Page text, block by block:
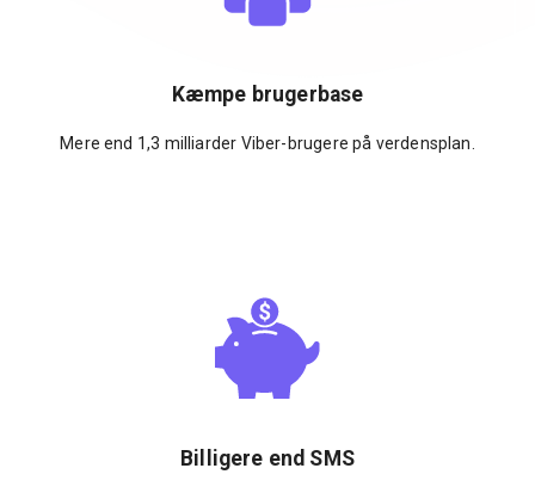
Kæmpe brugerbase
Mere end 1,3 milliarder Viber-brugere på verdensplan.
Billigere end SMS